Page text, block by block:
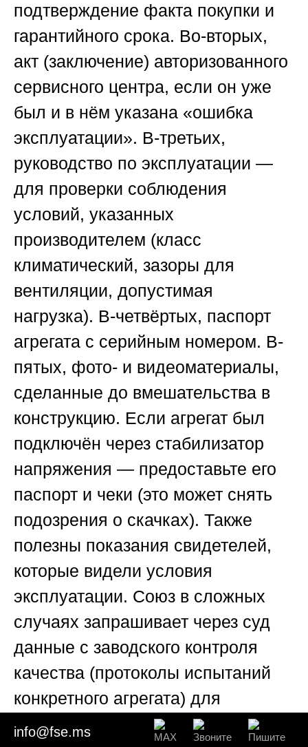
подтверждение факта покупки и
гарантийного срока. Во-вторых,
акт (заключение) авторизованного
сервисного центра, если он уже
был и в нём указана «ошибка
эксплуатации». В-третьих,
руководство по эксплуатации —
для проверки соблюдения
условий, указанных
производителем (класс
климатический, зазоры для
вентиляции, допустимая
нагрузка). В-четвёртых, паспорт
агрегата с серийным номером. В-
пятых, фото- и видеоматериалы,
сделанные до вмешательства в
конструкцию. Если агрегат был
подключён через стабилизатор
напряжения — предоставьте его
паспорт и чеки (это может снять
подозрения о скачках). Также
полезны показания свидетелей,
которые видели условия
эксплуатации. Союз в сложных
случаях запрашивает через суд
данные с заводского контроля
качества (протоколы испытаний
конкретного агрегата) для
сравнения.
info@fse.ms